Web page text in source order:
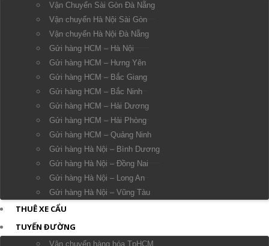
Vận Chuyển Sài Gòn Đà Nẵng
Vận chuyển Hà Nội Sài Gòn
Vận chuyển Hà Nội Đà Nẵng
Gửi hàng HCM – Hà Nội
Gửi hàng HCM – Hưng Yên
Gửi hàng HCM – Bắc Giang
Gửi hàng HCM – Bắc Ninh
Gửi hàng HCM – Hải Dương
Gửi hàng HCM – Hải Phòng
Gửi hàng HCM – Quảng Ninh
Gửi hàng Hà Nội – Bình Dương
Gửi hàng Hà Nội – Đồng Nai
Gửi hàng Hà Nội – Long An
Gửi hàng Hà Nội – Vũng Tàu
THUÊ XE CẨU
TUYẾN ĐƯỜNG
Vận chuyển hàng hóa TpHCM